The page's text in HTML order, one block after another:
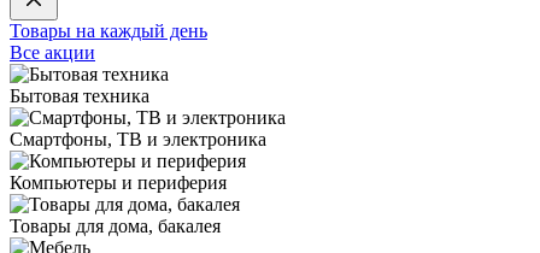
Товары на каждый день
Все акции
Бытовая техника
Смартфоны, ТВ и электроника
Компьютеры и периферия
Товары для дома, бакалея